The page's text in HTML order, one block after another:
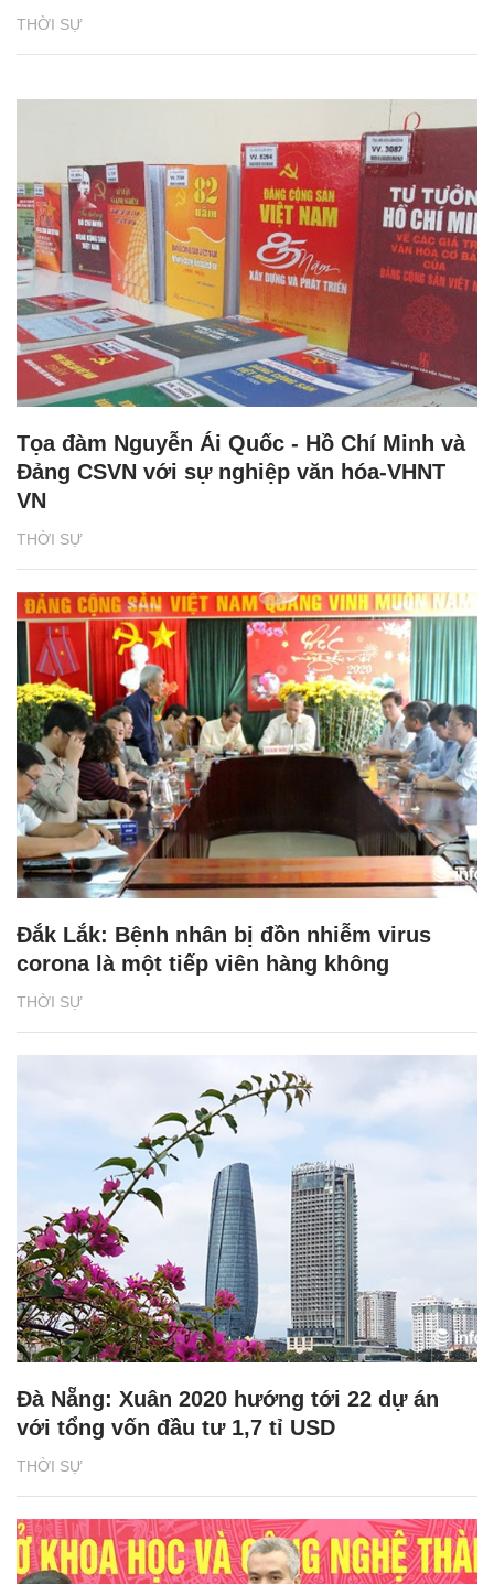
THỜI SỰ
THỜI SỰ
Tọa đàm Nguyễn Ái Quốc - Hồ Chí Minh và
Đảng CSVN với sự nghiệp văn hóa-VHNT
VN
THỜI SỰ
Đắk Lắk: Bệnh nhân bị đồn nhiễm virus
corona là một tiếp viên hàng không
THỜI SỰ
Đà Nẵng: Xuân 2020 hướng tới 22 dự án
với tổng vốn đầu tư 1,7 tỉ USD